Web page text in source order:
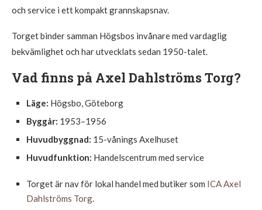
och service i ett kompakt grannskapsnav.
Torget binder samman Högsbos invånare med vardaglig
bekvämlighet och har utvecklats sedan 1950-talet.
Vad finns på Axel Dahlströms Torg?
Läge: Högsbo, Göteborg
Byggår: 1953–1956
Huvudbyggnad: 15-vånings Axelhuset
Huvudfunktion: Handelscentrum med service
Torget är nav för lokal handel med butiker som ICA Axel
Dahlströms Torg.